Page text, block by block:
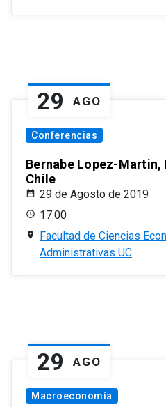
29 AGO
Conferencias
Bernabe Lopez-Martin,
Chile
29 de Agosto de 2019
17:00
Facultad de Ciencias
Administrativas UC
29 AGO
Macroeconomía